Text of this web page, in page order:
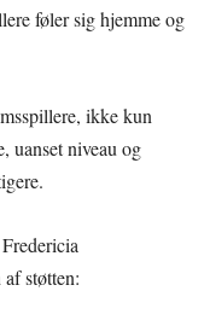
føler sig hjemme og
ikke kun
uanset niveau og
støtten: